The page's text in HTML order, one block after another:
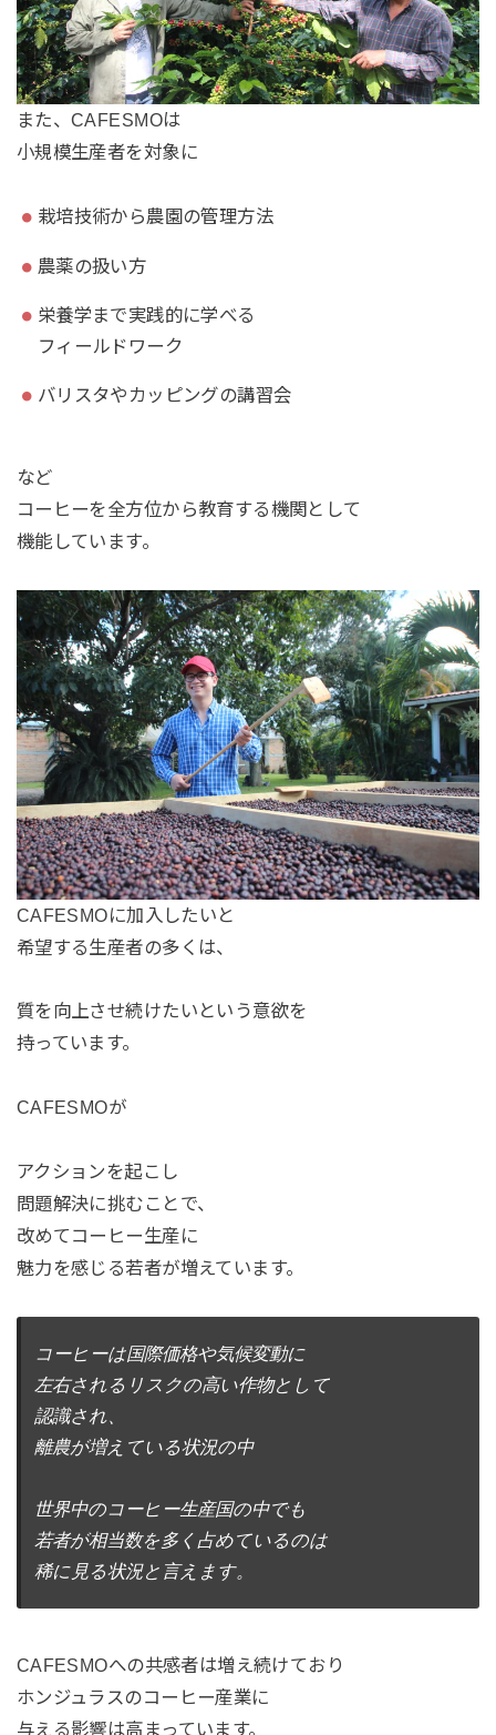
また、CAFESMOは
小規模生産者を対象に
栽培技術から農園の管理方法
農薬の扱い方
栄養学まで実践的に学べる
フィールドワーク
バリスタやカッピングの講習会
など
コーヒーを全方位から教育する機関として
機能しています。
CAFESMOに加入したいと
希望する生産者の多くは、
質を向上させ続けたいという意欲を
持っています。
CAFESMOが
アクションを起こし
問題解決に挑むことで、
改めてコーヒー生産に
魅力を感じる若者が増えています。
コーヒーは国際価格や気候変動に
左右されるリスクの高い作物として
認識され、
離農が増えている状況の中
世界中のコーヒー生産国の中でも
若者が相当数を多く占めているのは
稀に見る状況と言えます。
CAFESMOへの共感者は増え続けており
ホンジュラスのコーヒー産業に
与える影響は高まっています。